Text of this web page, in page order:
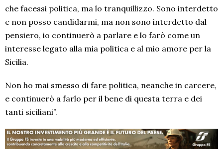
che facessi politica, ma lo tranquillizzo. Sono interdetto
e non posso candidarmi, ma non sono interdetto dal
pensiero, io continuerò a parlare e lo farò come un
interesse legato alla mia politica e al mio amore per la
Sicilia.
Non ho mai smesso di fare politica, neanche in carcere,
e continuerò a farlo per il bene di questa terra e dei
tanti siciliani”.